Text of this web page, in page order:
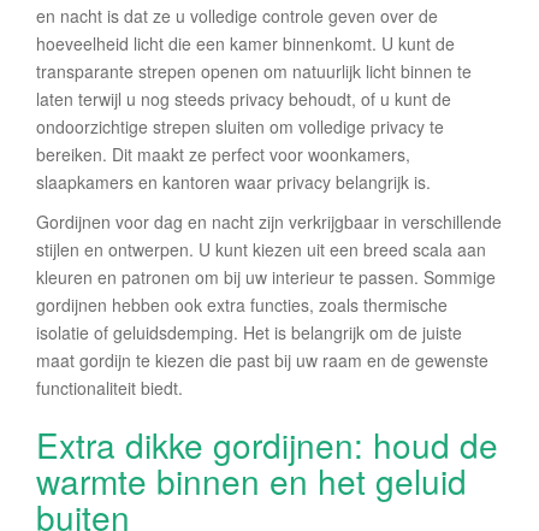
en nacht is dat ze u volledige controle geven over de
hoeveelheid licht die een kamer binnenkomt. U kunt de
transparante strepen openen om natuurlijk licht binnen te
laten terwijl u nog steeds privacy behoudt, of u kunt de
ondoorzichtige strepen sluiten om volledige privacy te
bereiken. Dit maakt ze perfect voor woonkamers,
slaapkamers en kantoren waar privacy belangrijk is.
Gordijnen voor dag en nacht zijn verkrijgbaar in verschillende
stijlen en ontwerpen. U kunt kiezen uit een breed scala aan
kleuren en patronen om bij uw interieur te passen. Sommige
gordijnen hebben ook extra functies, zoals thermische
isolatie of geluidsdemping. Het is belangrijk om de juiste
maat gordijn te kiezen die past bij uw raam en de gewenste
functionaliteit biedt.
Extra dikke gordijnen: houd de
warmte binnen en het geluid
buiten